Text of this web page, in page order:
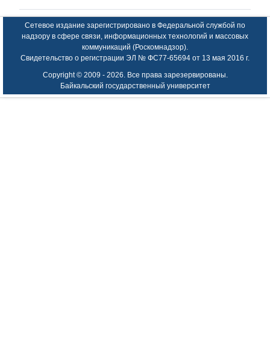
Сетевое издание зарегистрировано в Федеральной службой по
надзору в сфере связи, информационных технологий и массовых
коммуникаций (Роскомнадзор).
Свидетельство о регистрации ЭЛ № ФС77-65694 от 13 мая 2016 г.
Copyright © 2009 - 2026. Все права зарезервированы.
Байкальский государственный университет